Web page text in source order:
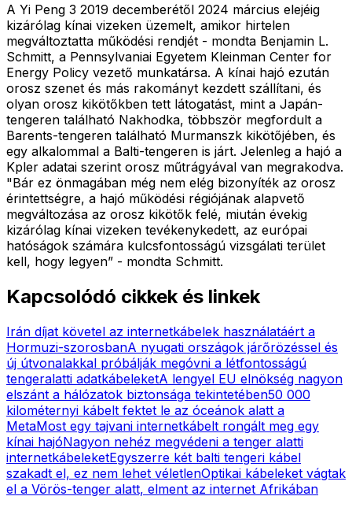
A Yi Peng 3 2019 decemberétől 2024 március elejéig
kizárólag kínai vizeken üzemelt, amikor hirtelen
megváltoztatta működési rendjét - mondta Benjamin L.
Schmitt, a Pennsylvaniai Egyetem Kleinman Center for
Energy Policy vezető munkatársa. A kínai hajó ezután
orosz szenet és más rakományt kezdett szállítani, és
olyan orosz kikötőkben tett látogatást, mint a Japán-
tengeren található Nakhodka, többször megfordult a
Barents-tengeren található Murmanszk kikötőjében, és
egy alkalommal a Balti-tengeren is járt. Jelenleg a hajó a
Kpler adatai szerint orosz műtrágyával van megrakodva.
"Bár ez önmagában még nem elég bizonyíték az orosz
érintettségre, a hajó működési régiójának alapvető
megváltozása az orosz kikötők felé, miután évekig
kizárólag kínai vizeken tevékenykedett, az európai
hatóságok számára kulcsfontosságú vizsgálati terület
kell, hogy legyen” - mondta Schmitt.
Kapcsolódó cikkek és linkek
Irán díjat követel az internetkábelek használatáért a
Hormuzi-szorosbanA nyugati országok járőrözéssel és
új útvonalakkal próbálják megóvni a létfontosságú
tengeralatti adatkábeleketA lengyel EU elnökség nagyon
elszánt a hálózatok biztonsága tekintetében50 000
kilométernyi kábelt fektet le az óceánok alatt a
MetaMost egy tajvani internetkábelt rongált meg egy
kínai hajóNagyon nehéz megvédeni a tenger alatti
internetkábeleketEgyszerre két balti tengeri kábel
szakadt el, ez nem lehet véletlenOptikai kábeleket vágtak
el a Vörös-tenger alatt, elment az internet Afrikában